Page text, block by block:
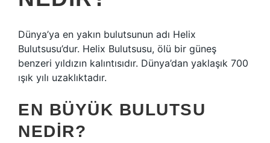
Dünya’ya en yakın bulutsunun adı Helix
Bulutsusu’dur. Helix Bulutsusu, ölü bir güneş
benzeri yıldızın kalıntısıdır. Dünya’dan yaklaşık 700
ışık yılı uzaklıktadır.
EN BÜYÜK BULUTSU
NEDIR?